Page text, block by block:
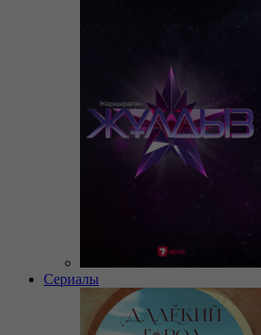
Сериалы